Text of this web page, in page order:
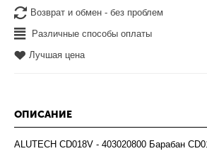
Возврат и обмен - без проблем
Различные способы оплаты
Лучшая цена
ОПИСАНИЕ
ALUTECH CD018V - 403020800 Барабан